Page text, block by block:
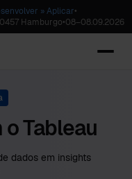
» Aplicar•
Hamburgo•08–08.09.2026
Tableau
dados em insights